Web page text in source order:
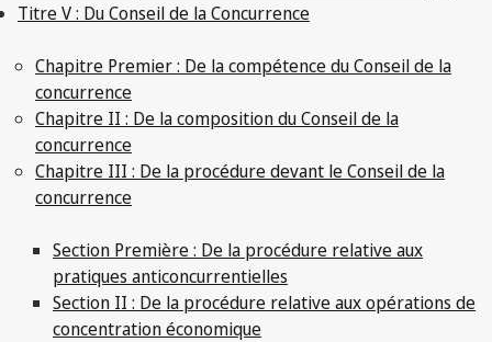
Titre V : Du Conseil de la Concurrence
Chapitre Premier : De la compétence du Conseil de la
concurrence
Chapitre II : De la composition du Conseil de la
concurrence
Chapitre III : De la procédure devant le Conseil de la
concurrence
Section Première : De la procédure relative aux
pratiques anticoncurrentielles
Section II : De la procédure relative aux opérations de
concentration économique